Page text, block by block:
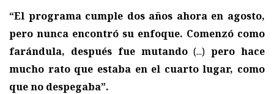
“El programa cumple dos años ahora en agosto,
pero nunca encontró su enfoque. Comenzó como
farándula, después fue mutando(...)pero hace
mucho rato que estaba en el cuarto lugar, como
que no despegaba”.